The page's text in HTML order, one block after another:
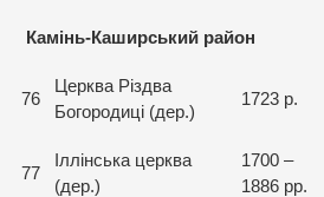
Камінь-Каширський район
76
Церква Різдва
Богородиці (дер.)
1723 р.
77
Іллінська церква
(дер.)
1700 –
1886 рр.